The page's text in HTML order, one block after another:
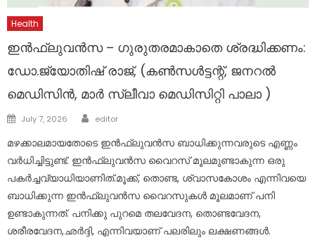
Health
ഇൻഫ്ലുവൻസ – ​ഗുരുതരമാകാതെ ശ്ര​ദ്ധിക്കണം:
ഡോ.ജ്യോതിഷ് രാജ്, (കൺസൾട്ടന്റ്, ജനറൽ
മെഡിസിൻ, മാർ സ്ലീവാ മെഡിസിറ്റി പാലാ )
Posted
July 7, 2026 Author
editor
മഴക്കാലമായതോടെ ഇൻഫ്ലുവൻസ ബാധിക്കുന്നവരുടെ എണ്ണം
വർധിച്ചിട്ടുണ്ട്. ഇൻഫ്ലുവൻസ വൈറസ് മൂലമുണ്ടാകുന്ന ഒരു
പകർച്ചവ്യാധിയാണിത്.മൂക്ക്, തൊണ്ട, ശ്വാസകോശം എന്നിവയെ
ബാധിക്കുന്ന ഇൻഫ്ലുവൻസ വൈറസുകൾ മൂലമാണ് പനി
ഉണ്ടാകുന്നത്. പനിക്കു പുറമെ തലവേദന, തൊണ്ടവേദന,
ശരീരവേദന,ഛർദ്ദി, എന്നിവയാണ് പലരിലും ലക്ഷണങ്ങൾ.